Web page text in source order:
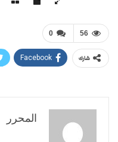
0 56
شارك Facebook
المحرر